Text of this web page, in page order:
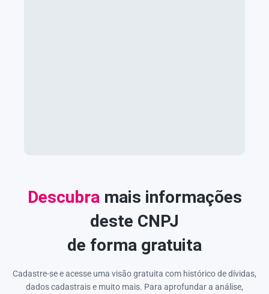
Descubra mais informações
deste CNPJ
de forma gratuita
Cadastre-se e acesse uma visão gratuita com histórico de dívidas,
dados cadastrais e muito mais. Para aprofundar a análise,